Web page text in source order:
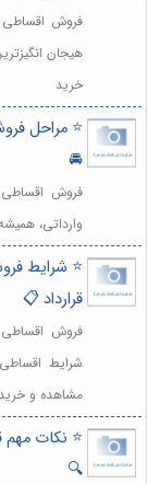
فروش اقساطی
هیجان
خرید
⭐️ مراحل
🚘
فروش
وارداتی،
⭐️ شرایط
قرارداد 📋
فروش
شرایط
مشاهده و خرید
⭐️ نکات مهم
🔍